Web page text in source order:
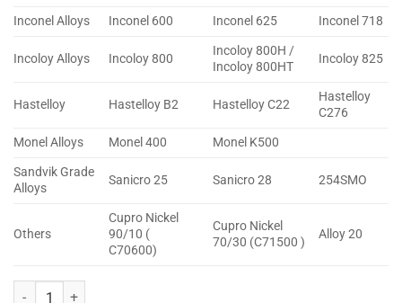
Inconel Alloys
Inconel 600 Inconel 625 Inconel 718
Incoloy Alloys Incoloy 800
Incoloy 800H /
Incoloy 800HT
Incoloy 825
Hastelloy Hastelloy B2 Hastelloy C22
Hastelloy
C276
Monel Alloys
Monel 400
Monel K500
Sandvik Grade
Alloys
Sanicro 25 Sanicro 28 254SMO
Others
Cupro Nickel
90/10 (
C70600)
Cupro Nickel
70/30 (C71500 )
Alloy 20
Hợp Kim Niken 330 quantity